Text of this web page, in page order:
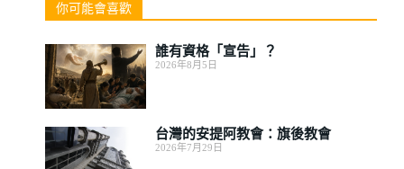
你可能會喜歡
誰有資格「宣告」？
2026年8月5日
台灣的安提阿教會：旗後教會
2026年7月29日